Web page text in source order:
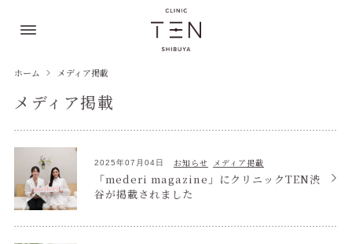
ホーム メディア掲載
メディア掲載
2025年07月04日 お知らせ メディア掲載
「mederi magazine」にクリニックTEN渋
谷が掲載されました